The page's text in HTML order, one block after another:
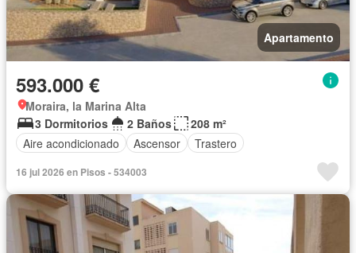
Apartamento
593.000 €
Moraira, la Marina Alta
3 Dormitorios
2 Baños
208 m²
Aire acondicionado
Ascensor Trastero
16 jul 2026 en Pisos - 534003